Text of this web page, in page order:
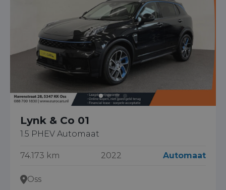
Lynk & Co 01
1.5 PHEV Automaat
74.173 km 2022 Automaat
Oss